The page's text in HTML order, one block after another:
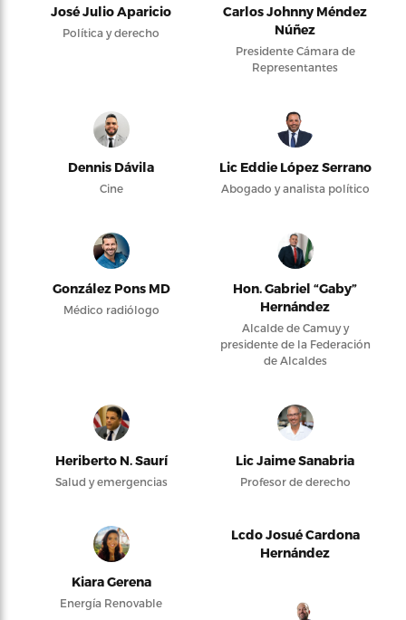
José Julio Aparicio
Política y derecho
Carlos Johnny Méndez
Núñez
Presidente Cámara de
Representantes
Dennis Dávila
Cine
Lic Eddie López Serrano
Abogado y analista político
González Pons MD
Médico radiólogo
Hon. Gabriel “Gaby”
Hernández
Alcalde de Camuy y
presidente de la Federación
de Alcaldes
Heriberto N. Saurí
Salud y emergencias
Lic Jaime Sanabria
Profesor de derecho
Kiara Gerena
Energía Renovable
Lcdo Josué Cardona
Hernández